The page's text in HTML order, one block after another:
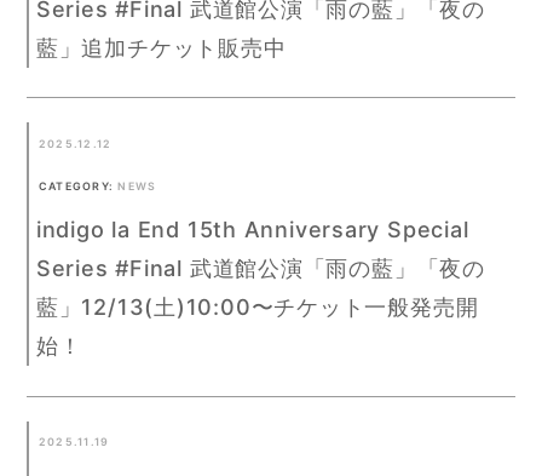
Series #Final 武道館公演「雨の藍」「夜の
藍」追加チケット販売中
2025.12.12
CATEGORY: NEWS
indigo la End 15th Anniversary Special
Series #Final 武道館公演「雨の藍」「夜の
藍」12/13(土)10:00〜チケット一般発売開
始！
2025.11.19